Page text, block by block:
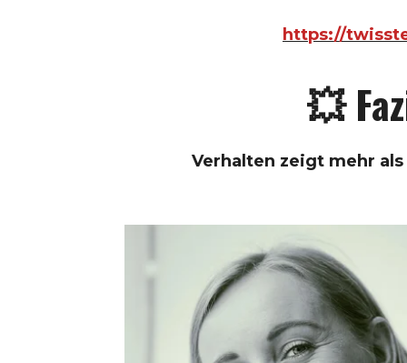
https://
💥
Verhalten zeigt mehr